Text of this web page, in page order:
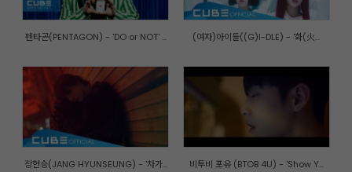
펜타곤(PENTAGON) - 'DO or NOT' ... (여자)아이들((G)I-DLE) - '화(火...
장현승(JANG HYUNSEUNG) - '차가... 비투비 포유 (BTOB 4U) - 'Show Y...